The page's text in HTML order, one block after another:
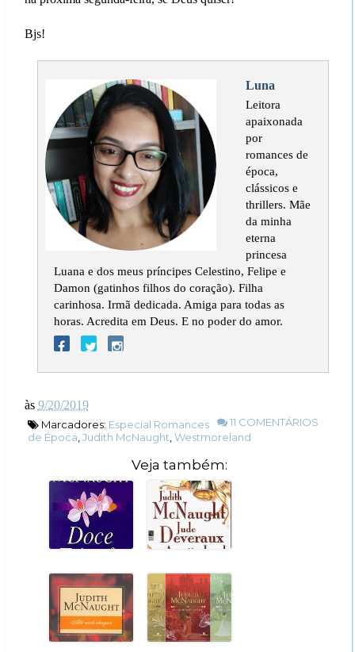
Bjs!
Luna
Leitora
apaixonada
por
romances de
época,
clássicos e
thrillers. Mãe
da minha
eterna
princesa
Luana e dos meus príncipes Celestino, Felipe e
Damon (gatinhos filhos do coração). Filha
carinhosa. Irmã dedicada. Amiga para todas as
horas. Acredita em Deus. E no poder do amor.
às 9/20/2019
11 COMENTÁRIOS
Marcadores: Especial Romances
de Época Judith McNaught Westmoreland
Veja também: